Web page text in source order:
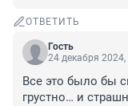
ОТВЕТИТЬ
Гость
24 декабря
Все это было бы
грустно… и